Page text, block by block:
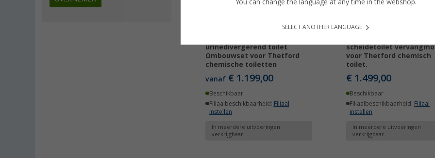
urinedivergerend toilet
Ombouwset voor Thetford
chemische toiletten
vanaf € 1.199,00
Beschikbaar
Filiaalbeschikbaarheid: Filiaal
instellen
In meerdere uitvoeringen
verkrijgbaar
scheidetoilet
voor Thetford chemisch
toilet.
€ 1.499,00
Beschikbaar
Filiaalbeschikbaarheid: Filiaal
instellen
In meerdere uitvoeringen
verkrijgbaar
You can change the language at any time in the webshop.
SELECT ANOTHER LANGUAGE